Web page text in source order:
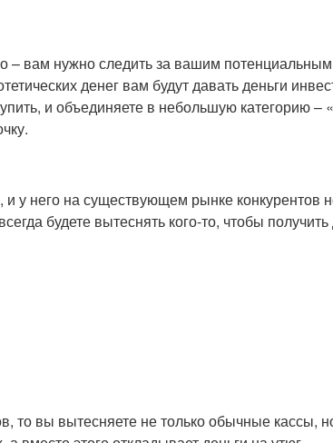
– вам нужно следить за вашим потенциальным
денег вам будут давать деньги
и объединяете в небольшую категорию –
и у него на существующем рынке конкурентов
будете вытеснять кого-то, чтобы получить
то вы вытесняете не только обычные кассы,